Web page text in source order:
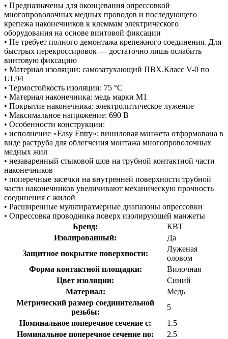
• Предназначены для оконцевания опрессовкой
многопроволочных медных проводов и последующего
крепежа наконечников к клеммам электрического
оборудования на основе винтовой фиксации
• Не требует полного демонтажа крепежного соединения. Для
быстрых перекроссировок — достаточно лишь ослабить
винтовую фиксацию
• Материал изоляции: самозатухающий ПВХ.Класс V-0 по
UL94
• Термостойкость изоляции: 75 °C
• Материал наконечника: медь марки М1
• Покрытие наконечника: электролитическое лужение
• Максимальное напряжение: 690 В
• Особенности конструкции:
• исполнение «Easy Entry»: виниловая манжета отформована в
виде раструба для облегчения монтажа многопроволочных
медных жил
• незаваренный стыковой шов на трубной контактной части
наконечников
• поперечные засечки на внутренней поверхности трубной
части наконечников увеличивают механическую прочность
соединения с жилой
• Расширенные мультиразмерные диапазоны опрессовки
• Опрессовка проводника поверх изолирующей манжеты
Бренд:
КВТ
Изолированный:
Да
Защитное покрытие поверхности:
Луженая
оловом
Форма контактной площадки:
Вилочная
Цвет изоляции:
Синий
Материал:
Медь
Метрический размер соединительной
резьбы:
5
Номинальное поперечное сечение с:
1.5
Номинальное поперечное сечение по:
2.5